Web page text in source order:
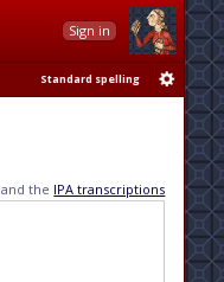
Sign in
Standard spelling
and the IPA transcriptions